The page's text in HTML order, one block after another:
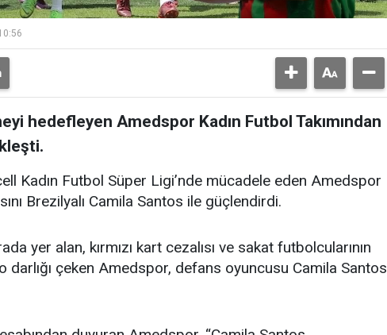
hedefleyen Amedspor Kadın Futbol Takımından
Kadın Futbol Süper Ligi’nde mücadele eden Amedspor
Brezilyalı Camila Santos ile güçlendirdi.
yer alan, kırmızı kart cezalısı ve sakat futbolcularının
darlığı çeken Amedspor, defans oyuncusu Camila Santos